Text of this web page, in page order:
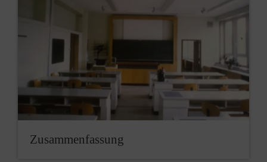
Zusammenfassung